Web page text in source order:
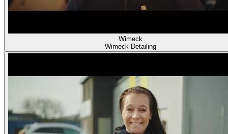
Wimeck
Wimeck Detailing